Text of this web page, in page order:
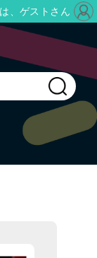
、ゲストさん